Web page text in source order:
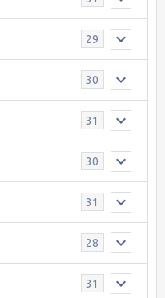
29
30
31
30
31
28
31